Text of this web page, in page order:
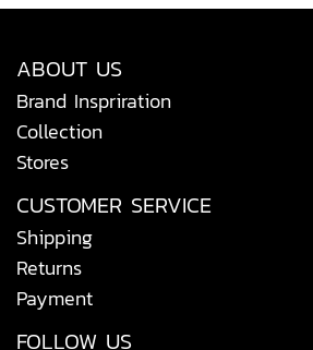
ABOUT US
Brand Inspriration
Collection
Stores
CUSTOMER SERVICE
Shipping
Returns
Payment
FOLLOW US